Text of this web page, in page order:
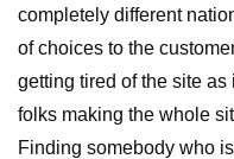
completely different
of choices to the
getting tired of the site
folks making the whole
Finding somebody who